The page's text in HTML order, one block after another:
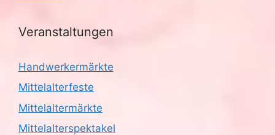
Veranstaltungen
Handwerkermärkte
Mittelalterfeste
Mittelaltermärkte
Mittelalterspektakel